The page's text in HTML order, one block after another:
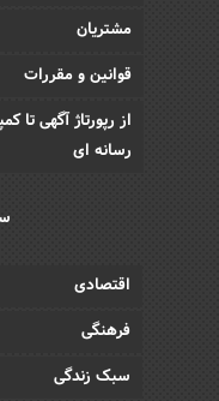
مشتریان
قوانین و مقررات
از رپورتاژ آگهی تا
رسانه ای
اقتصادی
فرهنگی
سبک زندگی